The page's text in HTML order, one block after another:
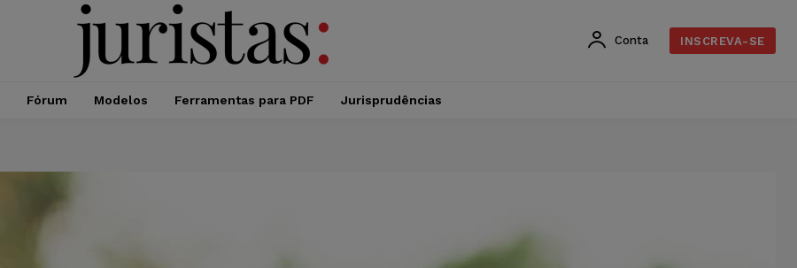
Conta INSCREVA-SE
Fórum Modelos Ferramentas para PDF Jurisprudências